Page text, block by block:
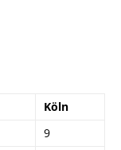
Köln
9